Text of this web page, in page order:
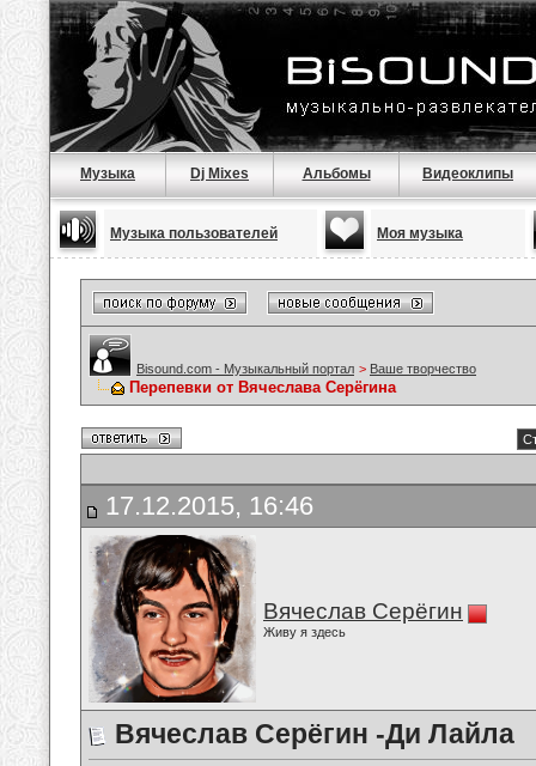
Музыка Dj Mixes Альбомы Видеоклипы
Музыка пользователей Моя музыка
Bisound.com - Музыкальный портал > Ваше творчество
Перепевки от Вячеслава Серёгина
17.12.2015, 16:46
Вячеслав Серёгин
Живу я здесь
Вячеслав Серёгин -Ди Лайла